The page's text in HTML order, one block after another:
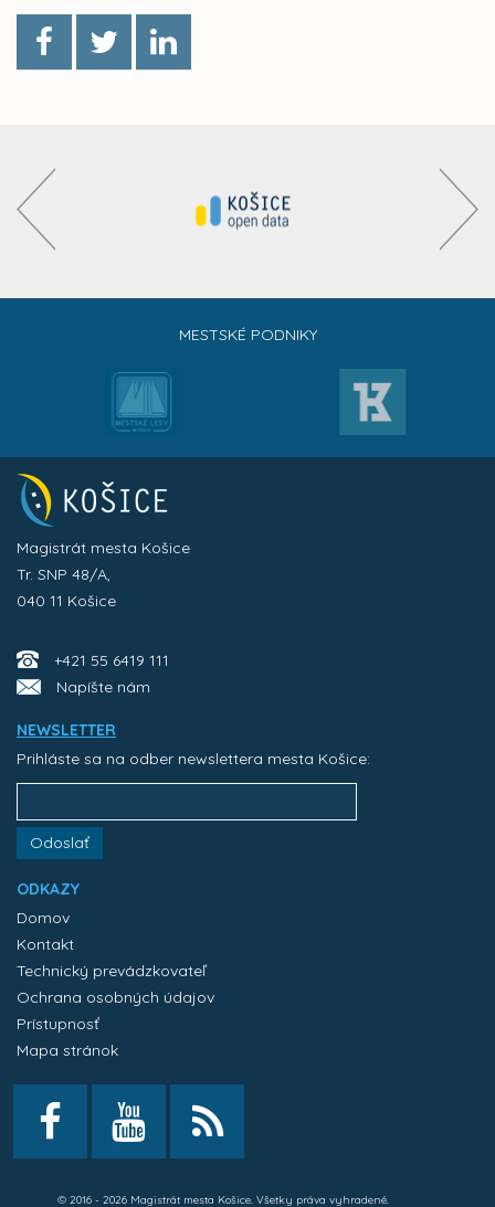
MESTSKÉ PODNIKY
Magistrát mesta Košice
Tr. SNP 48/A,
040 11 Košice
+421 55 6419 111
Napíšte nám
NEWSLETTER
Prihláste sa na odber newslettera mesta Košice:
Odoslať
ODKAZY
Domov
Kontakt
Technický prevádzkovateľ
Ochrana osobných údajov
Prístupnosť
Mapa stránok
© 2016 - 2026 Magistrát mesta Košice. Všetky práva vyhradené.